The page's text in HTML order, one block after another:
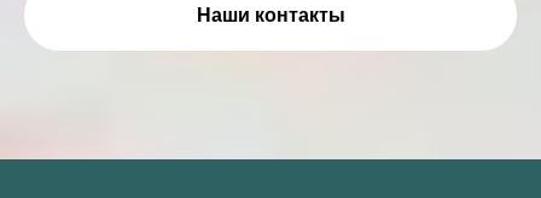
Наши контакты